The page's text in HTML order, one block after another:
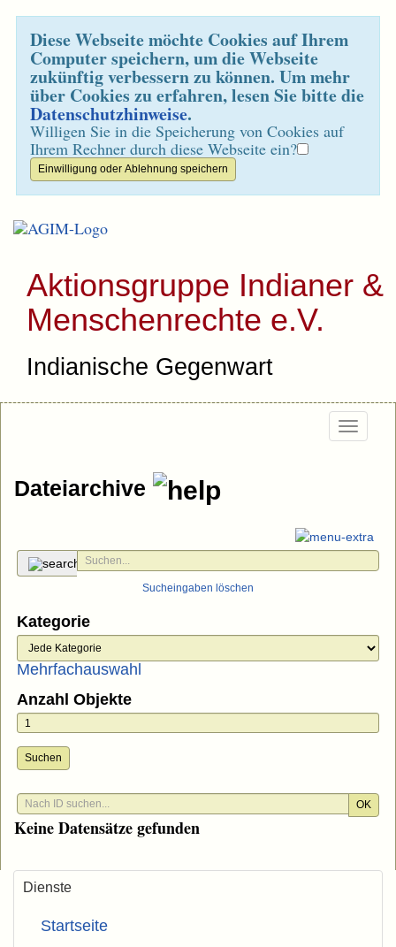
Diese Webseite möchte Cookies auf Ihrem
Computer speichern, um die Webseite
zukünftig verbessern zu können. Um mehr
über Cookies zu erfahren, lesen Sie bitte die
Datenschutzhinweise.
Willigen Sie in die Speicherung von Cookies auf
Ihrem Rechner durch diese Webseite ein?
Aktionsgruppe Indianer &
Menschenrechte e.V.
Indianische Gegenwart
Dateiarchive
Sucheingaben löschen
Kategorie
Mehrfachauswahl
Anzahl Objekte
Suchen
OK
Keine Datensätze gefunden
Dienste
Startseite